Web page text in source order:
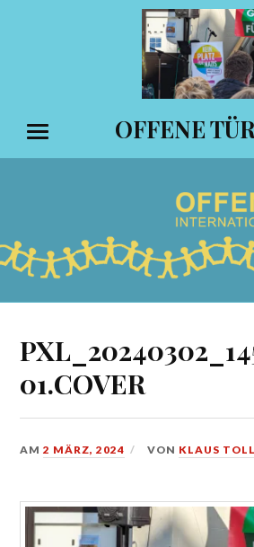
OFFENE
MENÜ
01.COVER
AM2 MÄRZ, 2024 VON KLAUS TOLL